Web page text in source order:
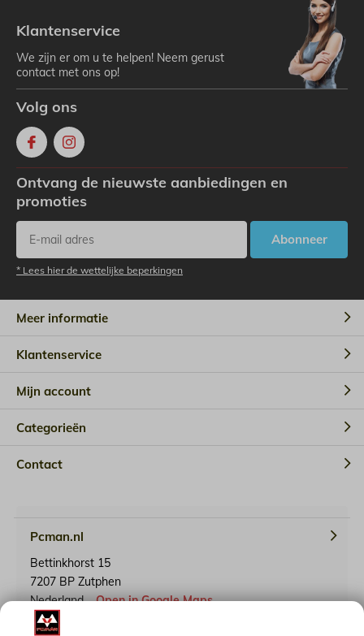
Klantenservice
We zijn er om u te helpen! Neem gerust
contact met ons op!
Volg ons
Ontvang de nieuwste aanbiedingen en
promoties
Abonneer
* Lees hier de wettelijke beperkingen
Meer informatie
Klantenservice
Mijn account
Categorieën
Contact
Pcman.nl
Bettinkhorst 15
7207 BP Zutphen
Nederland
Open in Google Maps